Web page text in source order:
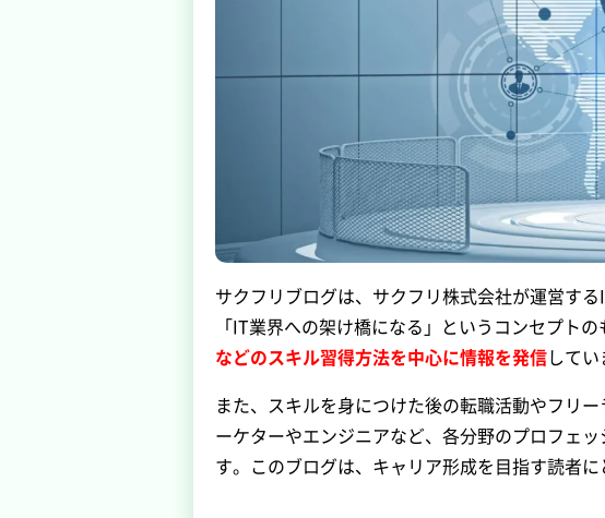
サクフリブログは、サクフリ株式会社が運営す
「IT業界への架け橋になる」というコンセプト
などのスキル習得方法を中心に情報を発信してい
また、スキルを身につけた後の転職活動やフリ
ーケターやエンジニアなど、各分野のプロフェッ
す。このブログは、キャリア形成を目指す読者